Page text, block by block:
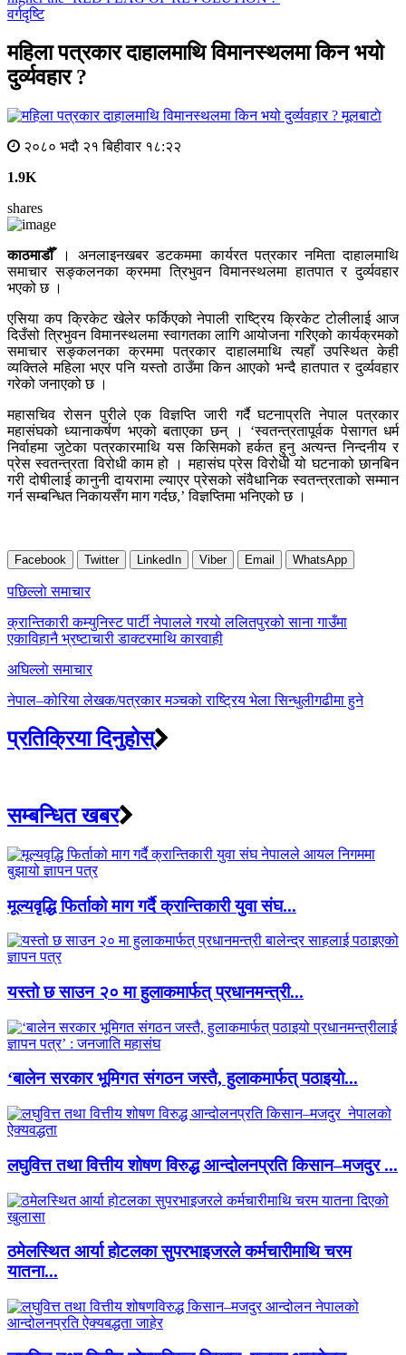
वर्गदृष्टि
महिला पत्रकार दाहालमाथि विमानस्थलमा किन भयो
दुर्व्यवहार ?
मूलबाटाे
२०८० भदौ २१ बिहीवार १८:२२
1.9K
shares
काठमाडौँ। अनलाइनखबर डटकममा कार्यरत पत्रकार नमिता दाहालमाथि
समाचार सङ्कलनका क्रममा त्रिभुवन विमानस्थलमा हातपात र दुर्व्यवहार
भएको छ ।
एसिया कप क्रिकेट खेलेर फर्किएको नेपाली राष्ट्रिय क्रिकेट टोलीलाई आज
दिउँसो त्रिभुवन विमानस्थलमा स्वागतका लागि आयोजना गरिएको कार्यक्रमको
समाचार सङ्कलनका क्रममा पत्रकार दाहालमाथि त्यहाँ उपस्थित केही
व्यक्तिले महिला भएर पनि यस्तो ठाउँमा किन आएको भन्दै हातपात र दुर्व्यवहार
गरेको जनाएको छ ।
महासचिव रोसन पुरीले एक विज्ञप्ति जारी गर्दै घटनाप्रति नेपाल पत्रकार
महासंघको ध्यानाकर्षण भएको बताएका छन् । ‘स्वतन्त्रतापूर्वक पेसागत धर्म
निर्वाहमा जुटेका पत्रकारमाथि यस किसिमको हर्कत हुनु अत्यन्त निन्दनीय र
प्रेस स्वतन्त्रता विरोधी काम हो । महासंघ प्रेस विरोधी यो घटनाको छानबिन
गरी दोषीलाई कानुनी दायरामा ल्याएर प्रेसको संवैधानिक स्वतन्त्रताको सम्मान
गर्न सम्बन्धित निकायसँग माग गर्दछ,’ विज्ञप्तिमा भनिएको छ ।
Facebook Twitter LinkedIn Viber Email WhatsApp
Post
navigation
पछिल्लाे समाचार
क्रान्तिकारी कम्युनिस्ट पार्टी नेपालले गरयो ललितपुरको साना गाउँमा
एकाविहानै भ्रष्टाचारी डाक्टरमाथि कारवाही
अघिल्लाे समाचार
नेपाल–कोरिया लेखक/पत्रकार मञ्चको राष्ट्रिय भेला सिन्धुलीगढीमा हुने
प्रतिक्रिया दिनुहोस्
सम्बन्धित खबर
मूल्यवृद्धि फिर्ताको माग गर्दै क्रान्तिकारी युवा संघ...
यस्तो छ साउन २० मा हुलाकमार्फत् प्रधानमन्त्री...
‘बालेन सरकार भूमिगत संगठन जस्तै, हुलाकमार्फत् पठाइयो...
लघुवित्त तथा वित्तीय शोषण विरुद्ध आन्दोलनप्रति किसान–मजदुर ...
ठमेलस्थित आर्या होटलका सुपरभाइजरले कर्मचारीमाथि चरम
यातना...